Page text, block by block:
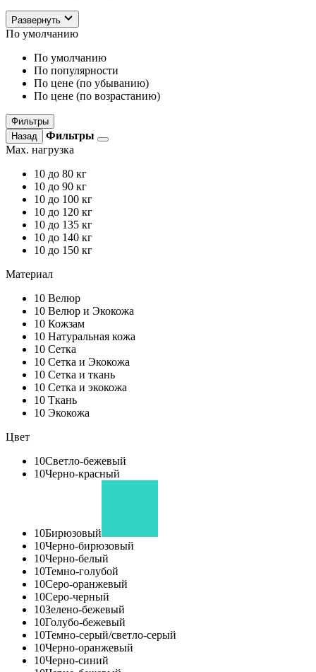
Развернуть
По умолчанию
По умолчанию
По популярности
По цене (по убыванию)
По цене (по возрастанию)
Фильтры
Назад
Фильтры
Max. нагрузка
10 до 80 кг
10 до 90 кг
10 до 100 кг
10 до 120 кг
10 до 135 кг
10 до 140 кг
10 до 150 кг
Материал
10 Велюр
10 Велюр и Экокожа
10 Кожзам
10 Натуральная кожа
10 Сетка
10 Сетка и Экокожа
10 Сетка и ткань
10 Сетка и экокожа
10 Ткань
10 Экокожа
Цвет
10Светло-бежевый
10Черно-красный
10Бирюзовый
10Черно-бирюзовый
10Черно-белый
10Темно-голубой
10Серо-оранжевый
10Серо-черный
10Зелено-бежевый
10Голубо-бежевый
10Темно-серый/светло-серый
10Черно-оранжевый
10Черно-синий